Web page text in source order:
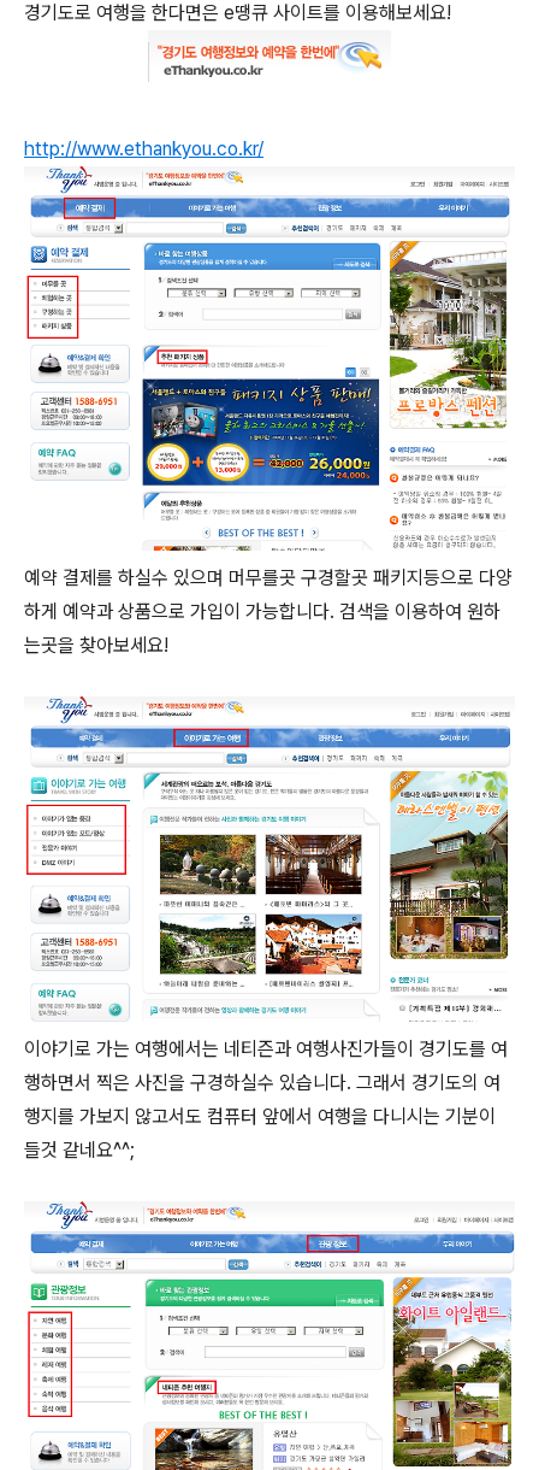
경기도로 여행을 한다면은 e땡큐 사이트를 이용해보세요!
http://www.ethankyou.co.kr/
예약 결제를 하실수 있으며 머무를곳 구경할곳 패키지등으로 다양
하게 예약과 상품으로 가입이 가능합니다. 검색을 이용하여 원하
는곳을 찾아보세요!
이야기로 가는 여행에서는 네티즌과 여행사진가들이 경기도를 여
행하면서 찍은 사진을 구경하실수 있습니다. 그래서 경기도의 여
행지를 가보지 않고서도 컴퓨터 앞에서 여행을 다니시는 기분이
들것 같네요^^;